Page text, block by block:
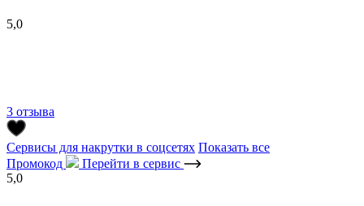
5,0
3 отзыва
Сервисы для накрутки в соцсетях Показать все
Промокод
Перейти в сервис
5,0